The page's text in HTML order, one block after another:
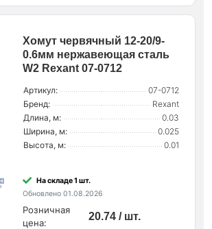
Хомут червячный 12-20/9-
0.6мм нержавеющая сталь
W2 Rexant 07-0712
Артикул:
07-0712
Бренд:
Rexant
Длина, м:
0.03
Ширина, м:
0.025
Высота, м:
0.01
На складе 1 шт.
Обновлено 01.08.2026
Розничная
цена:
20.74 / шт.